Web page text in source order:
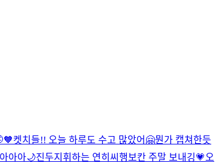
켓치들!! 오늘 하루도 수고 많았어🤗뭔가 캡쳐한듯
아아🌙진두지휘하는 연히씨 행보칸 주말 보내깅💗 오